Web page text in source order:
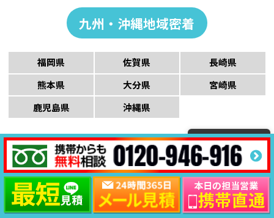
九州・沖縄地域密着
福岡県 佐賀県
長崎県
熊本県
大分県
宮崎県
鹿児島県
沖縄県
九州・沖縄地域の施工センター
福岡施工センター（福岡
市博多区）
北九州施工センター（福
岡県北九州市）
大野城施工センター（福
粕屋町施工センター（福